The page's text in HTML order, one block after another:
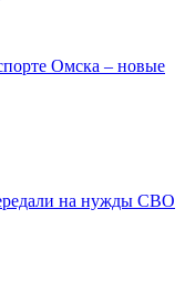
Омска – новые
на нужды СВО